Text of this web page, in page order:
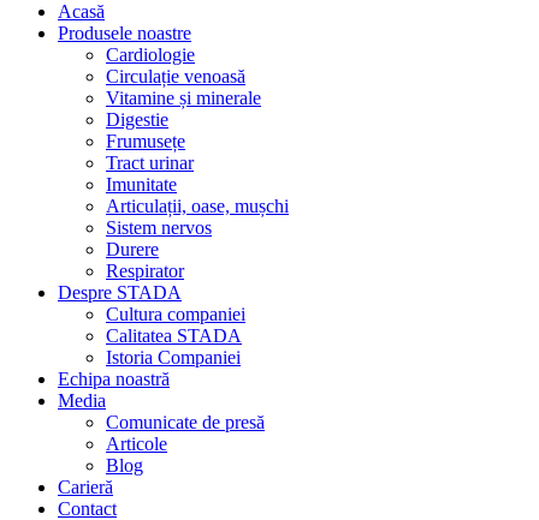
Acasă
Produsele noastre
Cardiologie
Circulație venoasă
Vitamine și minerale
Digestie
Frumusețe
Tract urinar
Imunitate
Articulații, oase, mușchi
Sistem nervos
Durere
Respirator
Despre STADA
Cultura companiei
Calitatea STADA
Istoria Companiei
Echipa noastră
Media
Comunicate de presă
Articole
Blog
Carieră
Contact